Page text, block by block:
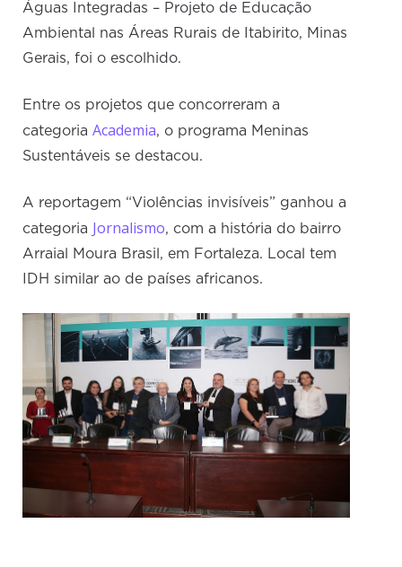
Águas Integradas – Projeto de Educação
Ambiental nas Áreas Rurais de Itabirito, Minas
Gerais, foi o escolhido.
Entre os projetos que concorreram a
categoriaAcademia, o programa Meninas
Sustentáveis se destacou.
A reportagem “Violências invisíveis” ganhou a
categoria Jornalismo, com a história do bairro
Arraial Moura Brasil, em Fortaleza. Local tem
IDH similar ao de países africanos.